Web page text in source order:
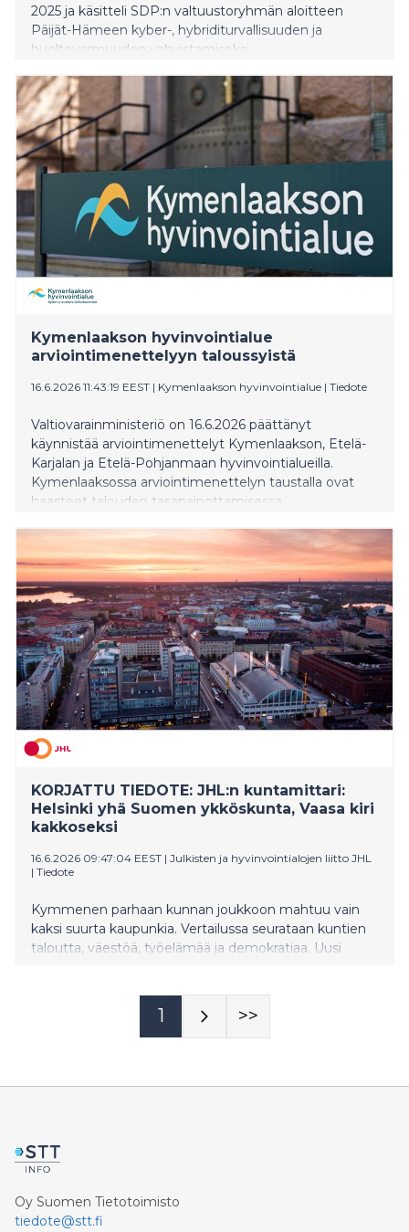
2025 ja käsitteli SDP:n valtuustoryhmän aloitteen
Päijät-Hämeen kyber-, hybriditurvallisuuden ja
huoltovarmuuden vahvistamiseksi.
Kymenlaakson hyvinvointialue
arviointimenettelyyn taloussyistä
16.6.2026 11:43:19 EEST | Kymenlaakson hyvinvointialue | Tiedote
Valtiovarainministeriö on 16.6.2026 päättänyt
käynnistää arviointimenettelyt Kymenlaakson, Etelä-
Karjalan ja Etelä-Pohjanmaan hyvinvointialueilla.
Kymenlaaksossa arviointimenettelyn taustalla ovat
haasteet talouden tasapainottamisessa.
KORJATTU TIEDOTE: JHL:n kuntamittari:
Helsinki yhä Suomen ykköskunta, Vaasa kiri
kakkoseksi
16.6.2026 09:47:04 EEST | Julkisten ja hyvinvointialojen liitto JHL
| Tiedote
Kymmenen parhaan kunnan joukkoon mahtuu vain
kaksi suurta kaupunkia. Vertailussa seurataan kuntien
taloutta, väestöä, työelämää ja demokratiaa. Uusi
1 >>
Oy Suomen Tietotoimisto
tiedote@stt.fi